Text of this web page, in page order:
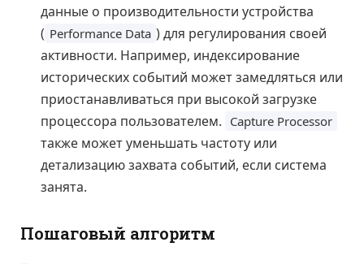
данные о производительности устройства
( Performance Data ) для регулирования своей
активности. Например, индексирование
исторических событий может замедляться или
приостанавливаться при высокой загрузке
процессора пользователем. Capture Processor
также может уменьшать частоту или
детализацию захвата событий, если система
занята.
Пошаговый алгоритм